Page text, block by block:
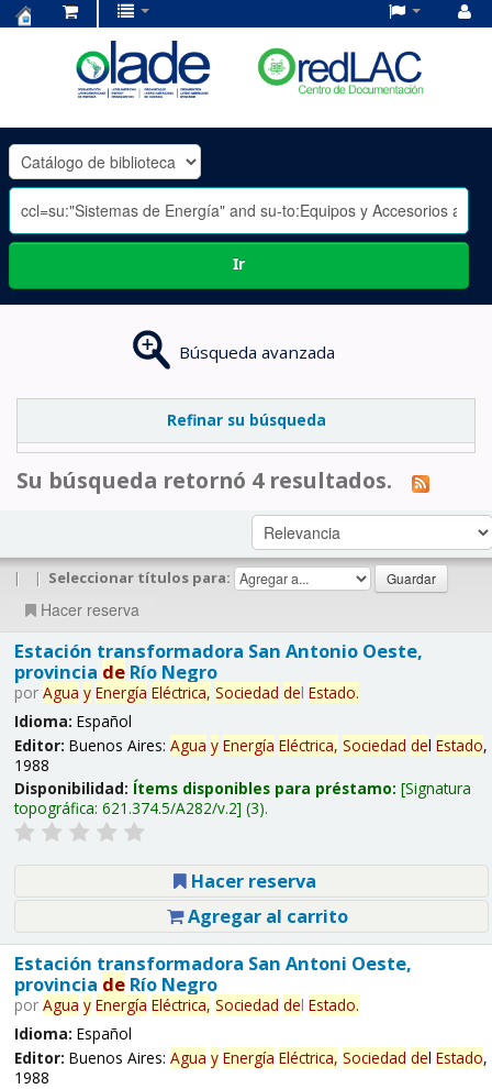
OLADE
-
Ir
Búsqueda avanzada
Refinar su búsqueda
Su búsqueda retornó 4 resultados.
| | Seleccionar títulos para:
Hacer reserva
Estación transformadora San Antonio Oeste,
provincia deRío Negro
por Agua y Energía Eléctrica, Sociedad del Estado.
Idioma: Español
Editor: Buenos Aires: Agua y Energía Eléctrica, Sociedad del Estado,
1988
Disponibilidad: Ítems disponibles para préstamo: Signatura
topográfica: 621.374.5/A282/v.2 (3).
Hacer reserva
Agregar al carrito
Estación transformadora San Antoni Oeste,
provincia deRío Negro
por Agua y Energía Eléctrica, Sociedad del Estado.
Idioma: Español
Editor: Buenos Aires: Agua y Energía Eléctrica, Sociedad del Estado,
1988